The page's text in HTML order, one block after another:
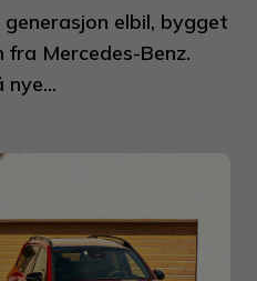
generasjon elbil, bygget
Mercedes-Benz.